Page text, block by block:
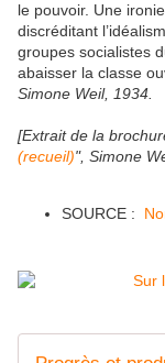
le pouvoir. Une
discréditant
groupes socialistes
abaisser la classe
Simone Weil, 1934.
[Extrait de la
(recueil)", Simone
SOURCE :